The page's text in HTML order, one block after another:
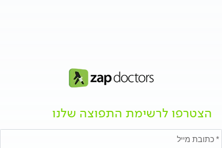
הצטרפו לרשימת התפוצה שלנו